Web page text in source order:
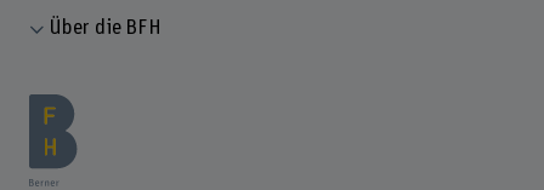
Über die BFH